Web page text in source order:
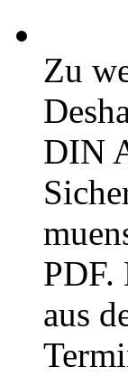
Zu
DIN
PDF.
aus